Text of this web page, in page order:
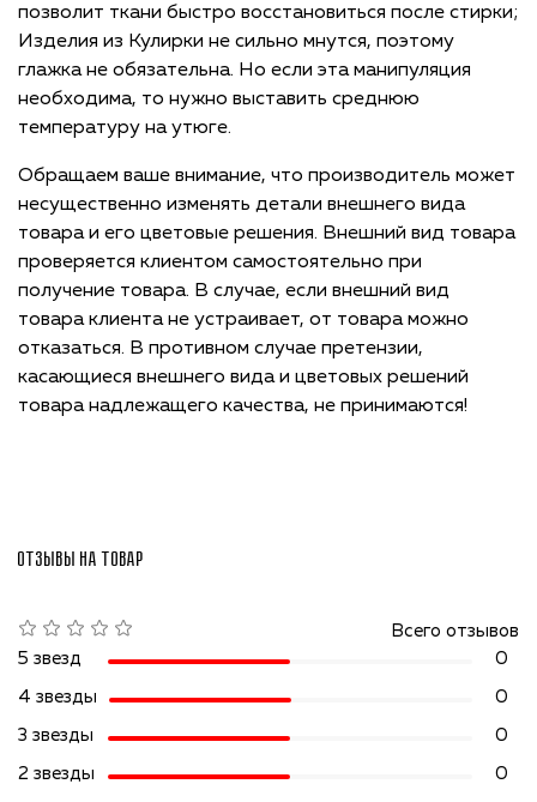
позволит ткани быстро восстановиться после стирки;
Изделия из Кулирки не сильно мнутся, поэтому
глажка не обязательна. Но если эта манипуляция
необходима, то нужно выставить среднюю
температуру на утюге.
Обращаем ваше внимание, что производитель может
несущественно изменять детали внешнего вида
товара и его цветовые решения. Внешний вид товара
проверяется клиентом самостоятельно при
получение товара. В случае, если внешний вид
товара клиента не устраивает, от товара можно
отказаться. В противном случае претензии,
касающиеся внешнего вида и цветовых решений
товара надлежащего качества, не принимаются!
Отзывы на товар
Всего отзывов
5 звезд
0
4 звезды 0
3 звезды 0
2 звезды 0